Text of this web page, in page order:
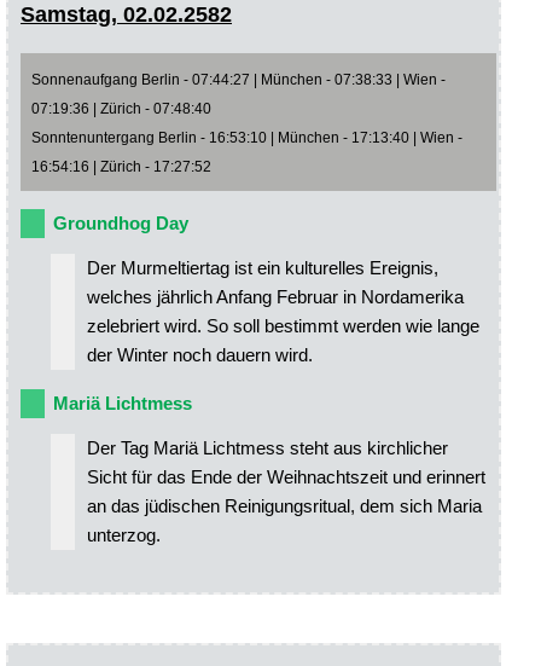
Samstag, 02.02.2582
Sonnenaufgang Berlin - 07:44:27 | München - 07:38:33 | Wien -
07:19:36 | Zürich - 07:48:40
Sonntenuntergang Berlin - 16:53:10 | München - 17:13:40 | Wien -
16:54:16 | Zürich - 17:27:52
Groundhog Day
Der Murmeltiertag ist ein kulturelles Ereignis,
welches jährlich Anfang Februar in Nordamerika
zelebriert wird. So soll bestimmt werden wie lange
der Winter noch dauern wird.
Mariä Lichtmess
Der Tag Mariä Lichtmess steht aus kirchlicher
Sicht für das Ende der Weihnachtszeit und erinnert
an das jüdischen Reinigungsritual, dem sich Maria
unterzog.